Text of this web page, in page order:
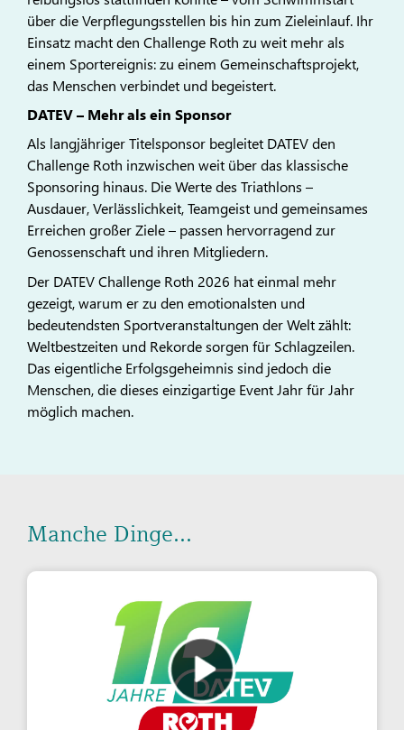
über die Verpflegungsstellen bis hin zum Zieleinlauf. Ihr
Einsatz macht den Challenge Roth zu weit mehr als
einem Sportereignis: zu einem Gemeinschaftsprojekt,
das Menschen verbindet und begeistert.
DATEV – Mehr als ein Sponsor
Als langjähriger Titelsponsor begleitet DATEV den
Challenge Roth inzwischen weit über das klassische
Sponsoring hinaus. Die Werte des Triathlons –
Ausdauer, Verlässlichkeit, Teamgeist und gemeinsames
Erreichen großer Ziele – passen hervorragend zur
Genossenschaft und ihren Mitgliedern.
Der DATEV Challenge Roth 2026 hat einmal mehr
gezeigt, warum er zu den emotionalsten und
bedeutendsten Sportveranstaltungen der Welt zählt:
Weltbestzeiten und Rekorde sorgen für Schlagzeilen.
Das eigentliche Erfolgsgeheimnis sind jedoch die
Menschen, die dieses einzigartige Event Jahr für Jahr
möglich machen.
Manche Dinge...